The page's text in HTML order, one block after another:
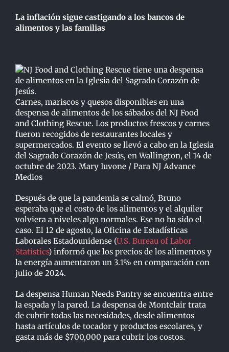
La inflación sigue castigando a los bancos de
alimentos y las familias
Carnes, mariscos y quesos disponibles en una
despensa de alimentos de los sábados del NJ Food
and Clothing Rescue. Los productos frescos y carnes
fueron recogidos de restaurantes locales y
supermercados. El evento se llevó a cabo en la Iglesia
del Sagrado Corazón de Jesús, en Wallington, el 14 de
octubre de 2023. Mary Iuvone / Para NJ Advance
Medios
Después de que la pandemia se calmó, Bruno
esperaba que el costo de los alimentos y el alquiler
volviera a niveles algo normales. Ese no ha sido el
caso. El 12 de agosto, la Oficina de Estadísticas
Laborales Estadounidense (U.S. Bureau of Labor
Statistics) informó que los precios de los alimentos y
la energía aumentaron un 3.1% en comparación con
julio de 2024.
La despensa Human Needs Pantry se encuentra entre
la espada y la pared. La despensa de Montclair trata
de cubrir todas las necesidades, desde alimentos
hasta artículos de tocador y productos escolares, y
gasta más de $700,000 para cubrir los costos.